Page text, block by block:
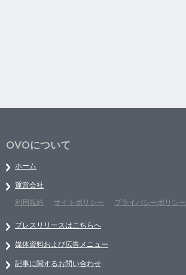
OVOについて
ホーム
運営会社
利用規約
サイトポリシー プライバシーポリシー
プレスリリースはこちらへ
媒体資料および広告メニュー
記事に関するお問い合わせ